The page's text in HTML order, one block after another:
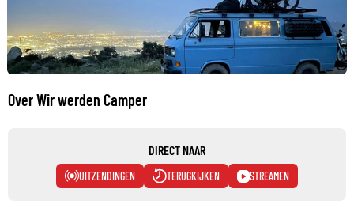
Over Wir werden Camper
DIRECT NAAR
UITZENDINGEN TERUGKIJKEN STREAMEN